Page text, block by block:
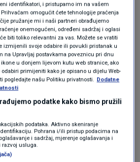
novca", stoji u objavi trgovca
proizvod, prenosi
proizvodu:
B.V., Barneveld, Nizozemska
Internazionale d.o.o.,
identifikatori, i pristupamo im na vašem
omogućit ćete tehnologije praćenja
pružanje mi i naši partneri obrađujemo
onemogućeni, određeni sadržaj i oglasi
biti toliko relevantni za vas. Možete se vratiti
izmijenili svoje odabire ili povukli pristanak u
na Upravljaj postavkama poveznicu pri dnu
u donjem lijevom kutu web stranice, ako
primijeniti kako je opisano u dijelu Web-
pogledajte našu Politiku privatnosti. Dodatne
podatke kako bismo pružili
podataka. Aktivno skeniranje
Pohrana i/ili pristup podacima na
i sadržaj, mjerenje oglašavanja i
razvoj usluga.